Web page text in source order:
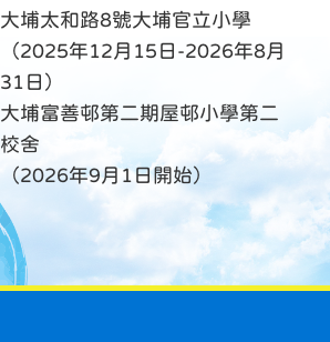
大埔太和路8號大埔官立小學
（2025年12月15日-2026年8月
31日）
大埔富善邨第二期屋邨小學第二
校舍
（2026年9月1日開始）